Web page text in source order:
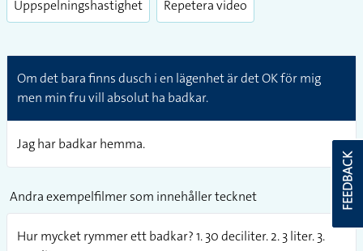
Uppspelningshastighet Repetera video
Om det bara finns dusch i en lägenhet är det OK för mig
men min fru vill absolut ha badkar.
Jag har badkar hemma.
Andra exempelfilmer som innehåller tecknet
Hur mycket rymmer ett badkar? 1. 30 deciliter. 2. 3 liter. 3.
FEEDBACK